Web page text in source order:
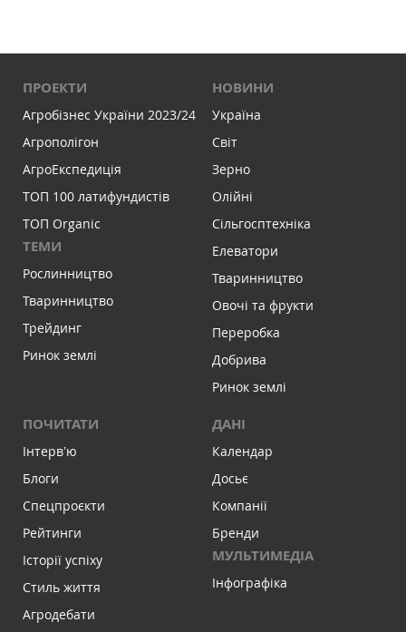
ПРОЕКТИ
Агробізнес України 2023/24
Агрополігон
АгроЕкспедиція
ТОП 100 латифундистів
ТОП Organic
ТЕМИ
Рослинництво
Тваринництво
Трейдинг
Ринок землі
НОВИНИ
Україна
Світ
Зерно
Олійні
Сільгосптехніка
Елеватори
Тваринництво
Овочі та фрукти
Переробка
Добрива
Ринок землі
ПОЧИТАТИ
Інтервʼю
Блоги
Спецпроєкти
Рейтинги
Історії успіху
Стиль життя
Агродебати
ДАНІ
Календар
Досьє
Компанії
Бренди
МУЛЬТИМЕДІА
Інфографіка